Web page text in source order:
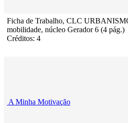
Ficha de Trabalho, CLC
mobilidade, núcleo Gerador 6 (4 pág.)
Créditos: 4
A Minha Motivação